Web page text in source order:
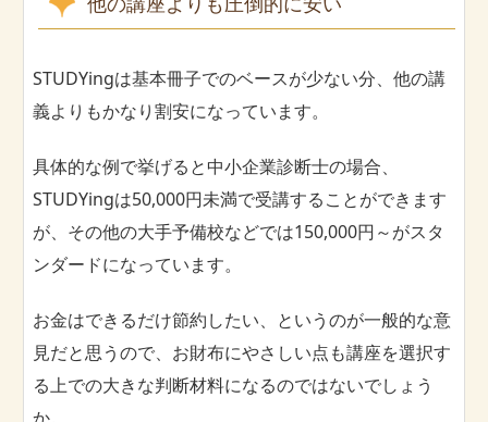
STUDYingは基本冊子でのベースが少ない分、他の講
義よりもかなり割安になっています。
具体的な例で挙げると中小企業診断士の場合、
STUDYingは50,000円未満で受講することができます
が、その他の大手予備校などでは150,000円～がスタ
ンダードになっています。
お金はできるだけ節約したい、というのが一般的な意
見だと思うので、お財布にやさしい点も講座を選択す
る上での大きな判断材料になるのではないでしょう